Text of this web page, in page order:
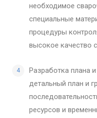
необходимое
специальные
процедуры
высокое качество
Разработка плана
детальный план и
ресурсов и